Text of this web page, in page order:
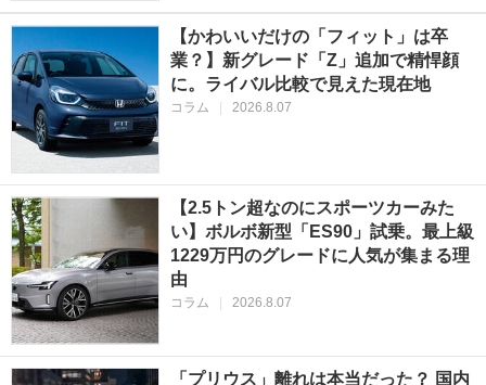
【かわいいだけの「フィット」は卒
業？】新グレード「Z」追加で精悍顔
に。ライバル比較で見えた現在地
コラム 2026.8.07
【2.5トン超なのにスポーツカーみた
い】ボルボ新型「ES90」試乗。最上級
1229万円のグレードに人気が集まる理
由
コラム 2026.8.07
「プリウス」離れは本当だった？ 国内